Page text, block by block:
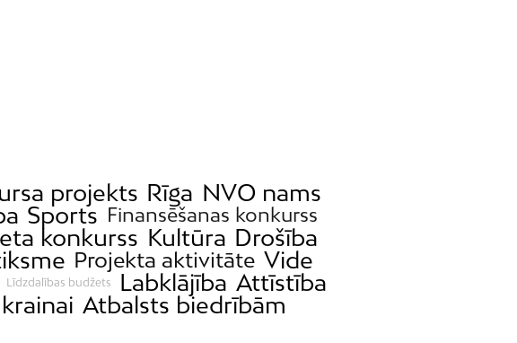
Purvciems
Rumbula
Salas
Sarkandaugava
Skanste
projekts Rīga NVO nams
Sports Finansēšanas konkurss
konkurss Kultūra Drošība
Projekta aktivitāte Vide
Līdzdalības budžets Labklājība Attīstība
Atbalsts biedrībām